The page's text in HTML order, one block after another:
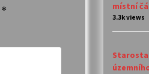
*
místní
3.3k views